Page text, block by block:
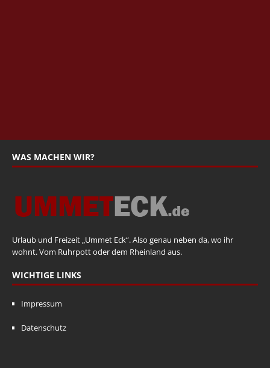
WAS MACHEN WIR?
Urlaub und Freizeit „Ummet Eck“. Also genau neben da, wo ihr
wohnt. Vom Ruhrpott oder dem Rheinland aus.
WICHTIGE LINKS
Impressum
Datenschutz